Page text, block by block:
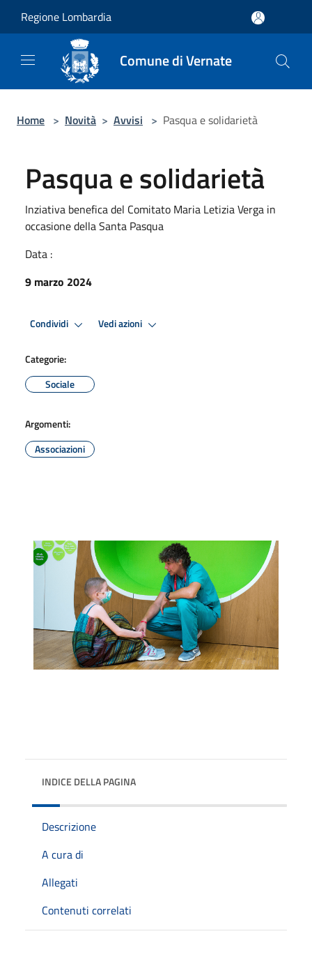
Regione Lombardia
Comune di Vernate
Home > Novità > Avvisi > Pasqua e solidarietà
Pasqua e solidarietà
Inziativa benefica del Comitato Maria Letizia Verga in
occasione della Santa Pasqua
Data :
9 marzo 2024
Condividi Vedi azioni
Categorie:
Sociale
Argomenti:
Associazioni
INDICE DELLA PAGINA
Descrizione
A cura di
Allegati
Contenuti correlati